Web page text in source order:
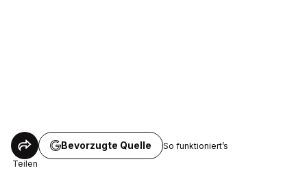
Teilen
Bevorzugte Quelle So funktioniert’s